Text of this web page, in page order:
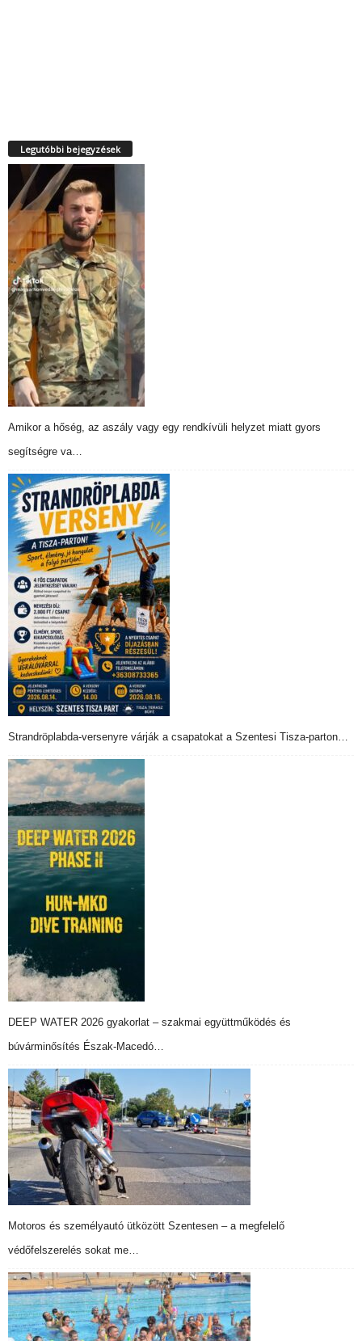
Legutóbbi bejegyzések
Amikor a hőség, az aszály vagy egy rendkívüli helyzet miatt gyors
segítségre va…
Strandröplabda-versenyre várják a csapatokat a Szentesi Tisza-parton…
DEEP WATER 2026 gyakorlat – szakmai együttműködés és
búvárminősítés Észak-Macedó…
Motoros és személyautó ütközött Szentesen – a megfelelő
védőfelszerelés sokat me…